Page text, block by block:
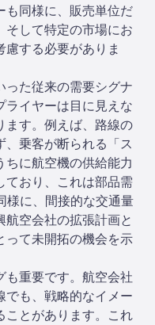
も同様に、販売単位だ
そして特定の市場にお
する必要がありま
った従来の需要シグナ
ライヤーは目に見えな
ます。例えば、路線の
、乗客が断られる「ス
ちに航空機の供給能力
ており、これは部品需
様に、間接的な交通量
空会社の拡張計画と
って未開拓の機会を示
も重要です。航空会社
でも、戦略的なイメー
ことがあります。これ